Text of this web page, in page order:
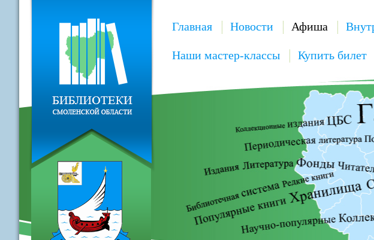
Главная Новости Афиша
Наши мастер-классы Купить билет